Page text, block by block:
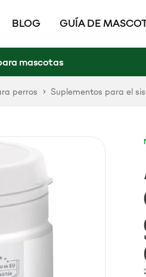
BLOG GUÍA DE
mascotas
perros Suplementos para el